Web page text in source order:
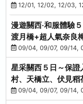
村(不進免稅店)
12/01, 12/02, 12/03,
漫遊關西‧和服體驗
渡月橋+超人氣奈良
09/04, 09/07, 09/14,
星采關西５日～保
村、天橋立、伏見
09/04, 09/07, 09/14,